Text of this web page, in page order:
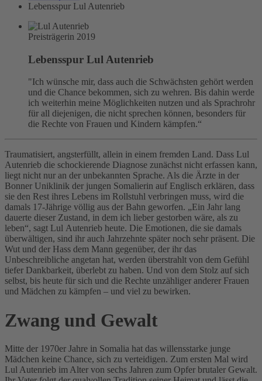
Lebensspur Lul Autenrieb
Preisträgerin 2019
Lebensspur Lul Autenrieb
"Ich wünsche mir, dass auch die Schwächsten gehört werden
und die Chance bekommen, sich zu wehren. Bis dahin werde
ich weiterhin meine Möglichkeiten nutzen und als Sprachrohr
für all diejenigen, die nicht sprechen können, besonders für
die Rechte von Frauen und Kindern kämpfen.“
Traumatisiert, angsterfüllt, allein in einem fremden Land. Dass Lul
Autenrieb die schockierende Diagnose zunächst nicht erfassen kann,
liegt nicht nur an der unbekannten Sprache. Als die Ärzte in der
Bonner Uniklinik der jungen Somalierin auf Englisch erklären, dass
sie den Rest ihres Lebens im Rollstuhl verbringen muss, wird die
damals 17-Jährige völlig aus der Bahn geworfen. „Ein Jahr lang
dauerte dieser Zustand, in dem ich lieber gestorben wäre, als zu
leben“, sagt Lul Autenrieb heute. Die Emotionen, die sie damals
überwältigen, sind ihr auch Jahrzehnte später noch sehr präsent. Die
Wut und der Hass dem Mann gegenüber, der ihr das
Unbeschreibliche angetan hat, werden überstrahlt von dem Gefühl
tiefer Dankbarkeit, überlebt zu haben. Und von dem Stolz auf sich
selbst, bis heute für sich und die Rechte unzähliger anderer Frauen
und Mädchen zu kämpfen – und viel zu bewirken.
Zwang und Gewalt
Mitte der 1970er Jahre in Somalia hat das willensstarke junge
Mädchen keine Chance, sich zu verteidigen. Zum ersten Mal wird
Lul Autenrieb im Alter von sechs Jahren zum Opfer brutaler Gewalt.